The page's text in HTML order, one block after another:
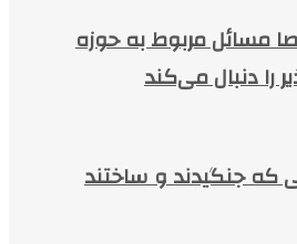
مسائل مربوط به حوزه
را دنبال می‌کند
که جنگیدند و ساختند